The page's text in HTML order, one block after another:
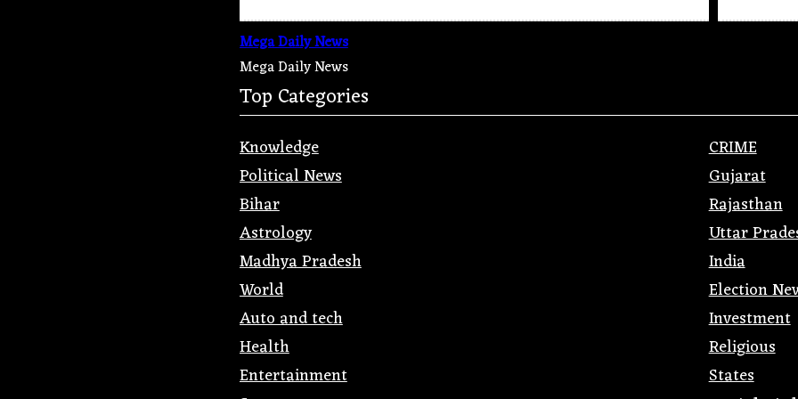
Mega Daily News
Mega Daily News
Top Categories
Knowledge
CRIME
Political News
Gujarat
Bihar
Rajasthan
Astrology
Uttar
Madhya Pradesh
India
World
Election
Auto and tech
Investment
Health
Religious
Entertainment
States